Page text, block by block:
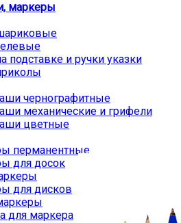
маркеры
подставке и ручки указки
чернографитные
механические и грифели
цветные
перманентные
для досок
для дисков
для маркера